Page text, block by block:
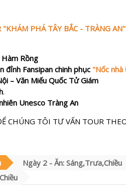
PHÁ TÂY BẮC - TRÀNG AN"
Rồng
đỉnh Fansipan chinh phục "Nốc
– Văn Miếu Quốc Tử Giám
.
Unesco Tràng An
CHÚNG TÔI TƯ VẤN TOUR
Ngày 2 - Ăn: Sáng,Trưa,Chiều